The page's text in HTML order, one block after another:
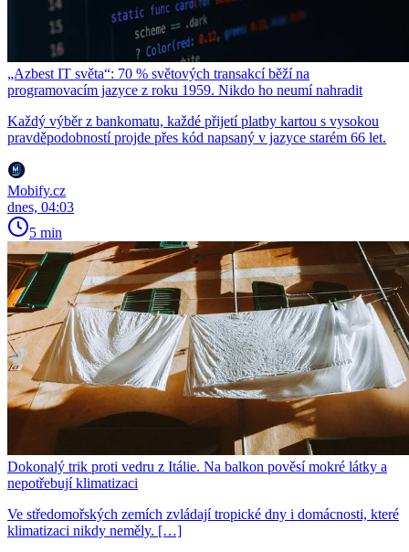
„Azbest IT světa“: 70 % světových transakcí běží na
programovacím jazyce z roku 1959. Nikdo ho neumí nahradit
Každý výběr z bankomatu, každé přijetí platby kartou s vysokou
pravděpodobností projde přes kód napsaný v jazyce starém 66 let.
Mobify.cz
dnes, 04:03
5 min
Dokonalý trik proti vedru z Itálie. Na balkon pověsí mokré látky a
nepotřebují klimatizaci
Ve středomořských zemích zvládají tropické dny i domácnosti, které
klimatizaci nikdy neměly. […]